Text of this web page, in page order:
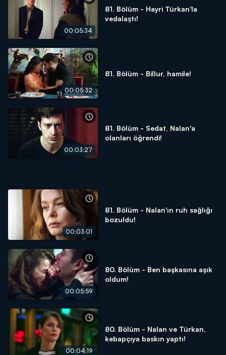
00:05:34
81. Bölüm - Hayri Türkan'la
vedalaştı!
00:05:32
81. Bölüm - Billur, hamile!
00:03:27
81. Bölüm - Sedat, Nalan'a
olanları öğrendi!
00:03:01
81. Bölüm - Nalan'ın ruh sağlığı
bozuldu!
00:05:59
80. Bölüm - Ben başkasına aşık
oldum!
00:04:19
80. Bölüm - Nalan ve Türkan,
kebapçıya baskın yaptı!